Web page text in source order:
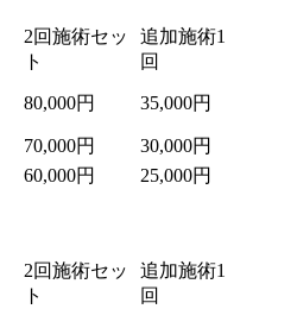
2回施術セッ
ト
追加施術1
回
80,000円 35,000円
70,000円
30,000円
60,000円 25,000円
2回施術セッ
ト
追加施術1
回